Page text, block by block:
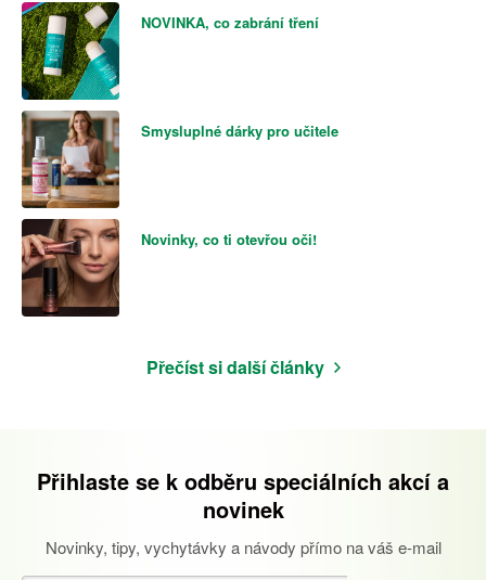
NOVINKA, co zabrání tření
Smysluplné dárky pro učitele
Novinky, co ti otevřou oči!
Přečíst si další články
Přihlaste se k odběru speciálních akcí a
novinek
Novinky, tipy, vychytávky a návody přímo na váš e-mail